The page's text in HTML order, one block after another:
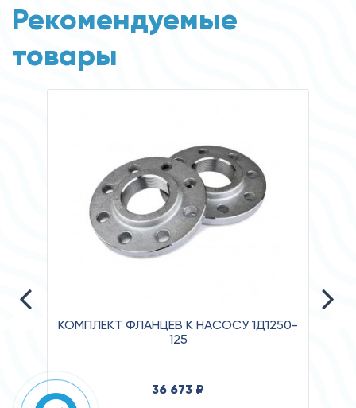
Рекомендуемые
товары
КОМПЛЕКТ ФЛАНЦЕВ К НАСОСУ 1Д1250-
125
36 673 ₽